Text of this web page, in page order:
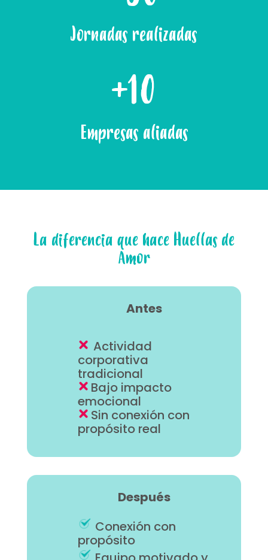
Jornadas realizadas
+10
Empresas aliadas
La diferencia que hace Huellas de
Amor
Antes
Actividad
corporativa
tradicional
Bajo impacto
emocional
Sin conexión con
propósito real
Después
Conexión con
propósito